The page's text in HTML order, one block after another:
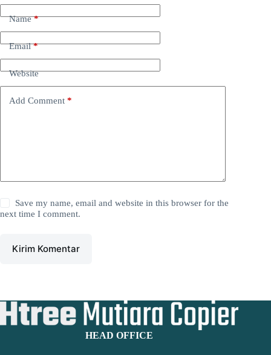
Name*
Email*
Website
Add Comment *
Save my name, email and website in this browser for the
next time I comment.
Kirim Komentar
HEAD OFFICE